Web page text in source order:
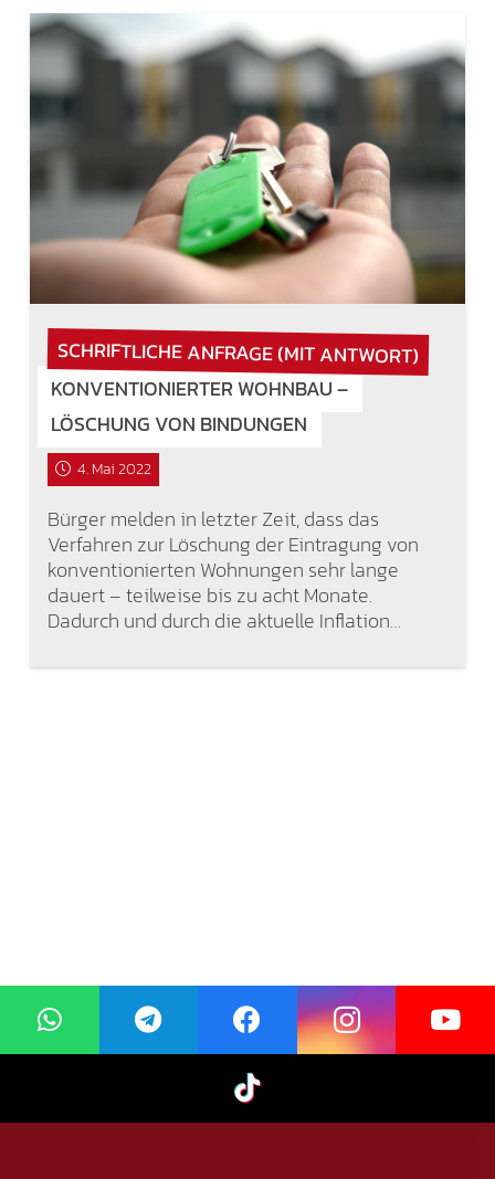
SCHRIFTLICHE ANFRAGE (MIT ANTWORT)
KONVENTIONIERTER WOHNBAU –
LÖSCHUNG VON BINDUNGEN
4. Mai 2022
Bürger melden in letzter Zeit, dass das
Verfahren zur Löschung der Eintragung von
konventionierten Wohnungen sehr lange
dauert – teilweise bis zu acht Monate.
Dadurch und durch die aktuelle Inflation…